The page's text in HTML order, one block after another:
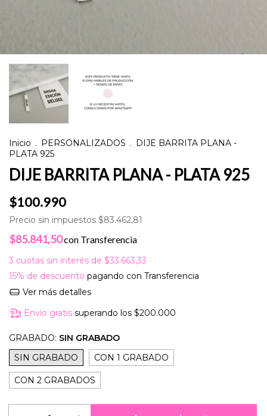
Inicio . PERSONALIZADOS . DIJE BARRITA PLANA -
PLATA 925
DIJE BARRITA PLANA - PLATA 925
$100.990
Precio sin impuestos $83.462,81
$85.841,50con Transferencia
3 cuotas sin interés de $33.663,33
15% de descuento pagando con Transferencia
Ver más detalles
Envío gratis superando los$200.000
GRABADO: SIN GRABADO
SIN GRABADO
CON 1 GRABADO
CON 2 GRABADOS